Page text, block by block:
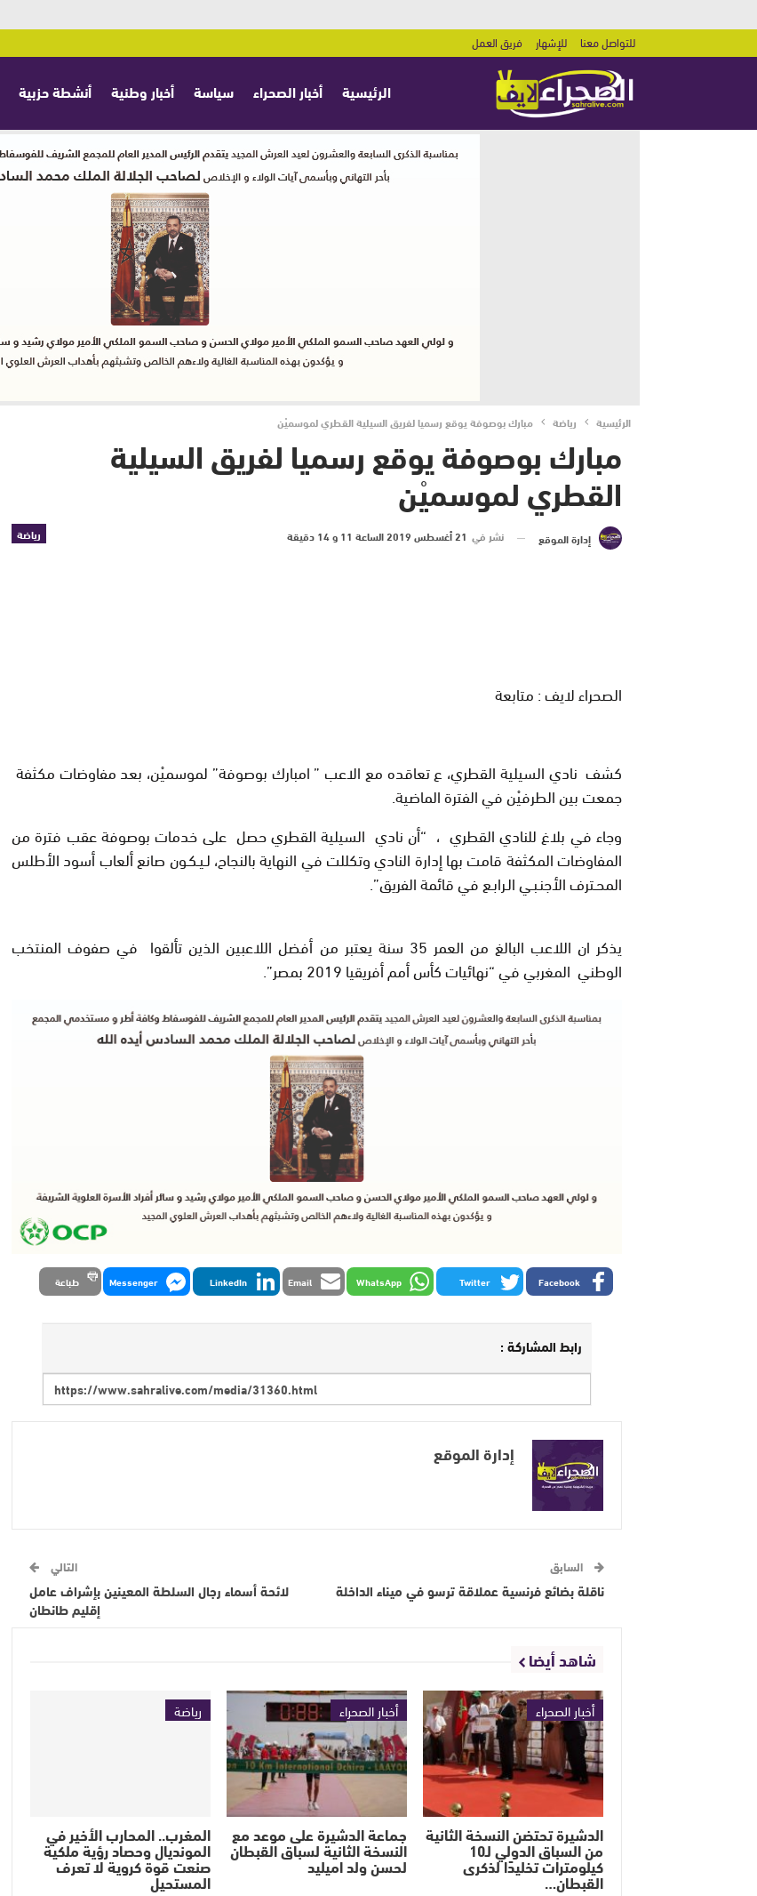
للتواصل معنا للإشهار فريق العمل
الرئيسية أخبار الصحراء سياسة أخبار وطنية أنشطة حزبية
الرئيسية رياضة مبارك بوصوفة يوقع رسميا لفريق السيلية القطري لموسميْن
مبارك بوصوفة يوقع رسميا لفريق السيلية
القطري لموسميْن
رياضة إدارة الموقع نشر في 21 أغسطس 2019 الساعة 11 و 14 دقيقة
الصحراء لايف : متابعة
كشف نادي السيلية القطري، ع تعاقده مع الاعب ” امبارك بوصوفة” لموسميْن، بعد مفاوضات مكثفة
جمعت بين الطرفيْن في الفترة الماضية.
وجاء في بلاغ للنادي القطري ، “أن نادي السيلية القطري حصل على خدمات بوصوفة عقب فترة من
المفاوضات المكثفة قامت بها إدارة النادي وتكللت في النهاية بالنجاح، لـيـكـون صانع ألعاب أسود الأطلس
المحـترف الأجنـبـي الـرابـع في قائمة الفريق”.
يذكر ان اللاعب البالغ من العمر 35 سنة يعتبر من أفضل اللاعبين الذين تألقوا في صفوف المنتخب
الوطني المغربي في “نهائيات كأس أمم أفريقيا 2019 بمصر”.
Facebook
Twitter
WhatsApp
Email
LinkedIn
Messenger طباعة
رابط المشاركة :
إدارة الموقع
السابق
ناقلة بضائع فرنسية عملاقة ترسو في ميناء الداخلة
التالي
لائحة أسماء رجال السلطة المعينين بإشراف عامل
إقليم طانطان
شاهد أيضا
أخبار الصحراء
الدشيرة تحتضن النسخة الثانية
من السباق الدولي لـ10
كيلومترات تخليدًا لذكرى
القبطان…
أخبار الصحراء
جماعة الدشيرة على موعد مع
النسخة الثانية لسباق القبطان
لحسن ولد اميليد
رياضة
المغرب.. المحارب الأخير في
المونديال وحصاد رؤية ملكية
صنعت قوة كروية لا تعرف
المستحيل